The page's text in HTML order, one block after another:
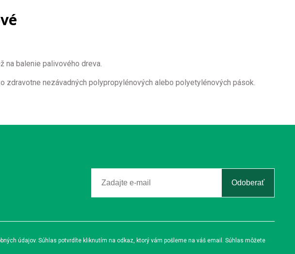
na balenie palivového dreva.
zdravotne nezávadných polypropylénových alebo polyetylénových pások.
Odoberať
údajov. Súhlas potvrdíte kliknutím na odkaz, ktorý vám pošleme na váš email. Súhlas môžete